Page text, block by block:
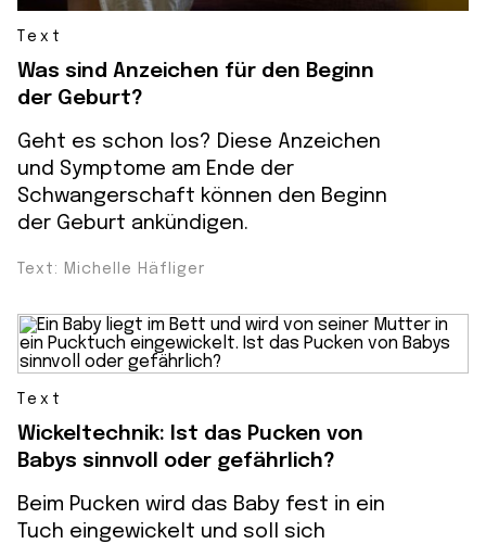
Text
Was sind Anzeichen für den Beginn
der Geburt?
Geht es schon los? Diese Anzeichen
und Symptome am Ende der
Schwangerschaft können den Beginn
der Geburt ankündigen.
Text: Michelle Häfliger
Text
Wickeltechnik: Ist das Pucken von
Babys sinnvoll oder gefährlich?
Beim Pucken wird das Baby fest in ein
Tuch eingewickelt und soll sich